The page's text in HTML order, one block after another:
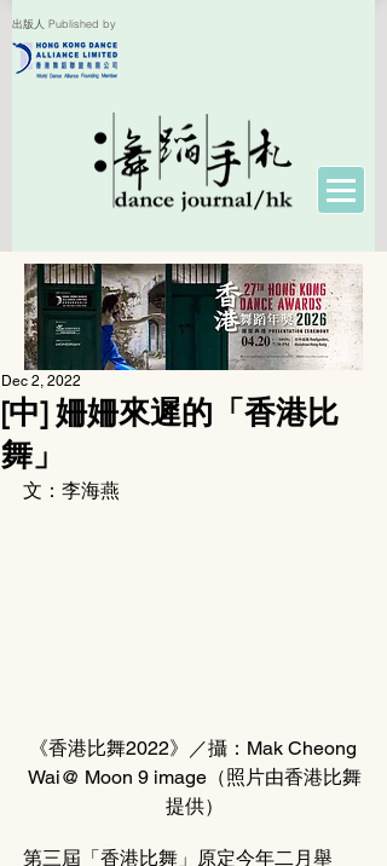
出版人 Published by
[中] 姍姍來遲的「香港比
舞」
Dec 2, 2022
文：李海燕
《香港比舞2022》／攝：Mak Cheong
Wai@ Moon 9 image（照片由香港比舞
提供）
第三屆「香港比舞」原定今年二月舉